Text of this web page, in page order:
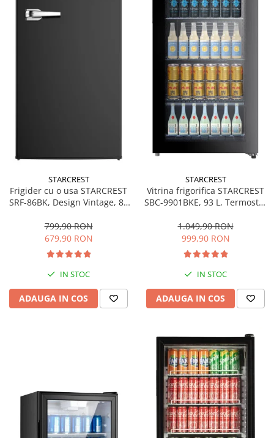
Uscatoare de par
STARCREST
Frigider cu o usa STARCREST
SRF-86BK, Design Vintage, 85
interioara, H 84 cm, Negru
799,90 RON
679,90 RON
IN STOC
ADAUGA IN COS
STARCREST
Vitrina frigorifica STARCREST
SBC-9901BKE, 93 L, Termostat
sticla, H 84.5 cm, Negru
1.049,90 RON
999,90 RON
IN STOC
ADAUGA IN COS